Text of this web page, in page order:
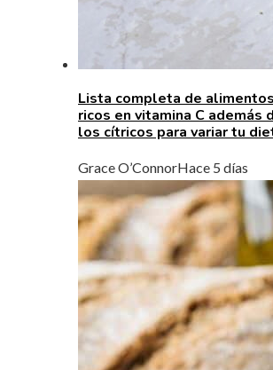
Lista completa de alimentos
ricos en vitamina C además
los cítricos para variar tu
Grace O’ConnorHace 5 días